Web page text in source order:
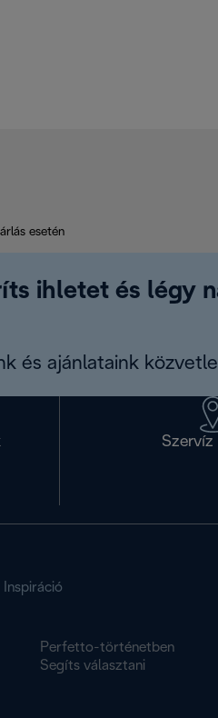
esetén
ihletet és légy
és ajánlataink
Szervíz
Inspiráció
Perfetto-történetben
Segíts választani